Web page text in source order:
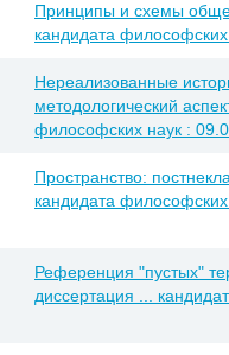
Принципы и схемы
кандидата
Нереализованные
методологический
философских наук :
Пространство:
кандидата
Референция "пустых"
диссертация ...